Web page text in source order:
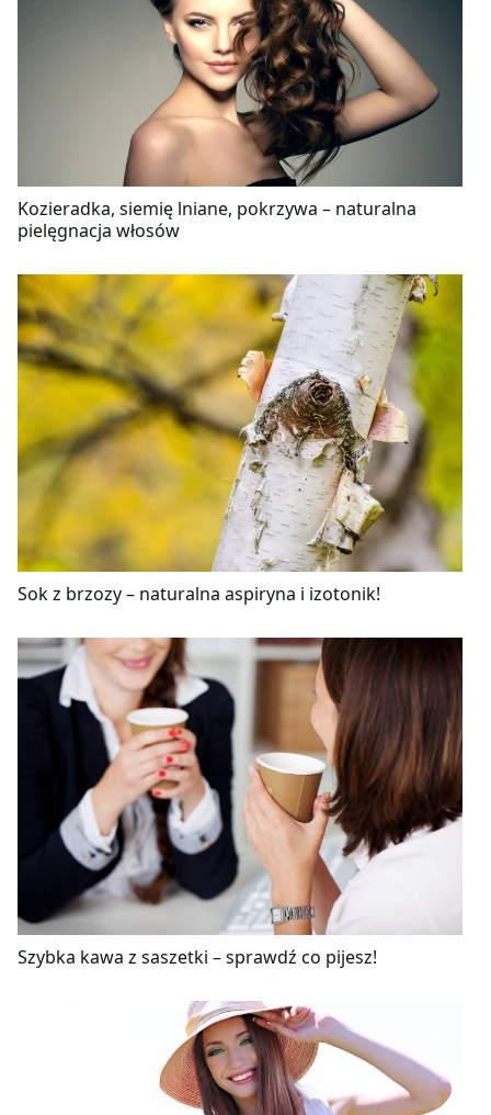
Kozieradka, siemię lniane, pokrzywa – naturalna
pielęgnacja włosów
Sok z brzozy – naturalna aspiryna i izotonik!
Szybka kawa z saszetki – sprawdź co pijesz!